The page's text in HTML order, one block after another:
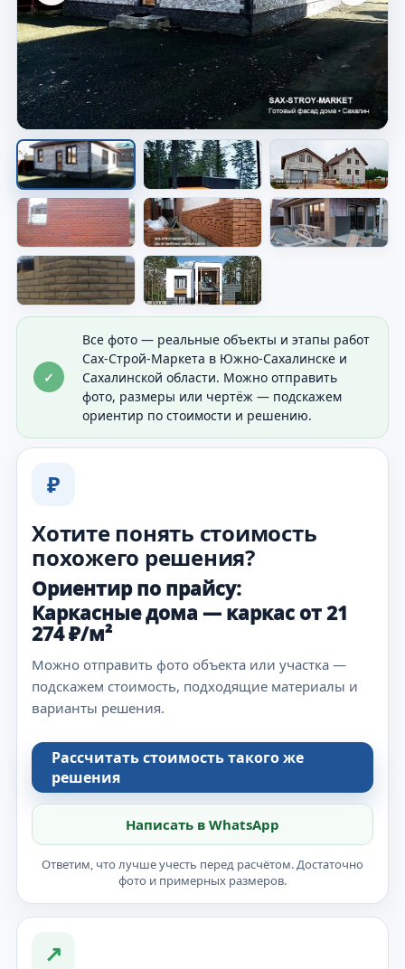
Дом на участке
Видно общий результат строительства и
посадку дома.
✓
Все фото — реальные объекты и этапы работ
Сах-Строй-Маркета в Южно-Сахалинске и
Сахалинской области. Можно отправить
фото, размеры или чертёж — подскажем
ориентир по стоимости и решению.
₽
Хотите понять стоимость
похожего решения?
Ориентир по прайсу:
Каркасные дома — каркас от 21
274 ₽/м²
Можно отправить фото объекта или участка —
подскажем стоимость, подходящие материалы и
варианты решения.
Рассчитать стоимость такого же
решения
Написать в WhatsApp
Ответим, что лучше учесть перед расчётом. Достаточно
фото и примерных размеров.
↗